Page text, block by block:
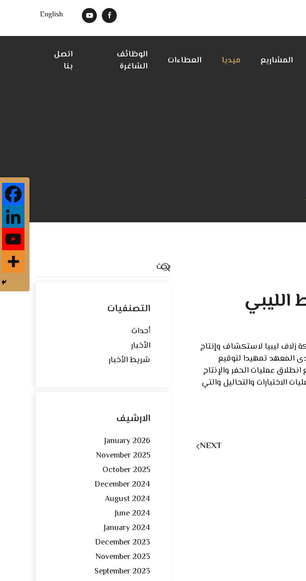
English
المشاريع ميديا العطاءات
الوظائف
الشاغرة
اتصل
بنا
الليبي
زلاف ليبيا لاستكشاف وإنتاج
المعهد تمهيدا لتوقيع
عمليات الحفر والإنتاج
والتحاليل والتي
NEXT
التصنفيات
أحداث
الأخبار
شريط الأخبار
الارشيف
January 2026
November 2025
October 2025
December 2024
August 2024
June 2024
January 2024
December 2023
November 2023
September 2023